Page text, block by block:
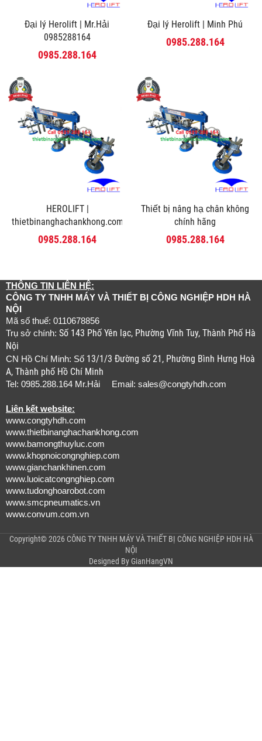
Đại lý Herolift | Mr.Hải
0985288164
0985.288.164
Đại lý Herolift | Minh Phú
0985.288.164
HEROLIFT |
thietbinanghachankhong.com
0985.288.164
Thiết bị nâng hạ chân không
chính hãng
0985.288.164
THÔNG TIN LIÊN HỆ:
CÔNG TY TNHH MÁY VÀ THIẾT BỊ CÔNG NGHIỆP HDH HÀ
NỘI
Mã số thuế: 0110678856
Trụ sở chính: Số 143 Phố Yên lạc, Phường Vĩnh Tuy, Thành Phố Hà
Nội
CN Hồ Chí Minh: Số 13/1/3 Đường số 21, Phường Bình Hưng Hoà
A, Thành phố Hồ Chí Minh
Tel: 0985.288.164 Mr.Hải Email: sales@congtyhdh.com
Liên kết website:
www.congtyhdh.com
www.thietbinanghachankhong.com
www.bamongthuyluc.com
www.khopnoicongnghiep.com
www.gianchankhinen.com
www.luoicatcongnghiep.com
www.tudonghoarobot.com
www.smcpneumatics.vn
www.convum.com.vn
Copyright© 2026 CÔNG TY TNHH MÁY VÀ THIẾT BỊ CÔNG NGHIỆP HDH HÀ
NỘI
Designed By GianHangVN